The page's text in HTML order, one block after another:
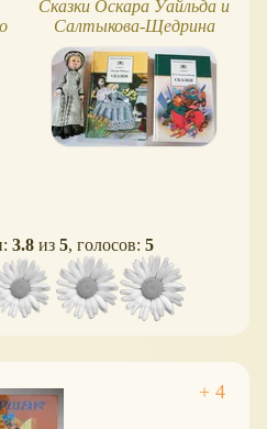
Сказки Оскара Уайльда и
Салтыкова-Щедрина
3.8 из 5, голосов: 5